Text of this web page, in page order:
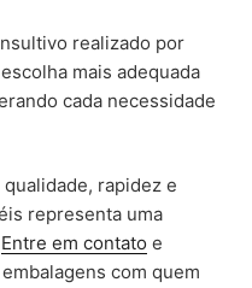
realizado por
mais adequada
cada necessidade
rapidez e
representa uma
Entre em contato e
com quem